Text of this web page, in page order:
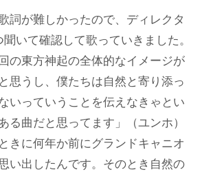
詞が難しかったので、ディレクタ
いて確認して歌っていきました。
の東方神起の全体的なイメージが
思うし、僕たちは自然と寄り添っ
いっていうことを伝えなきゃとい
る曲だと思ってます」（ユンホ）
きに何年か前にグランドキャニオ
い出したんです。そのとき自然の